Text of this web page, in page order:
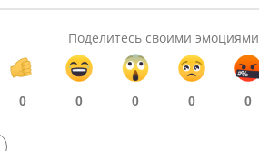
Поделитесь своими эмоциями
0 0 0 0 0